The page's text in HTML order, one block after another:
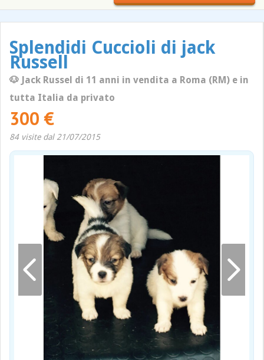
Splendidi Cuccioli di jack
Russell
🐶 Jack Russel di 11 anni in vendita a Roma (RM) e in
tutta Italia da privato
300 €
84 visite dal 21/07/2015